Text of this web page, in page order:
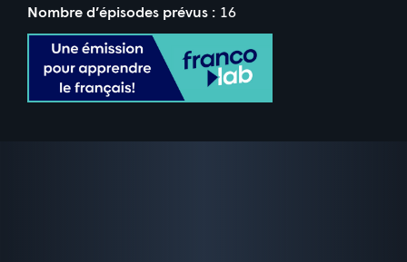
Nombre d’épisodes prévus : 16